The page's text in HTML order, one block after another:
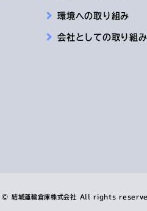
環境への取り組み
会社としての取り組み
結城運輸倉庫株式会社 All rights